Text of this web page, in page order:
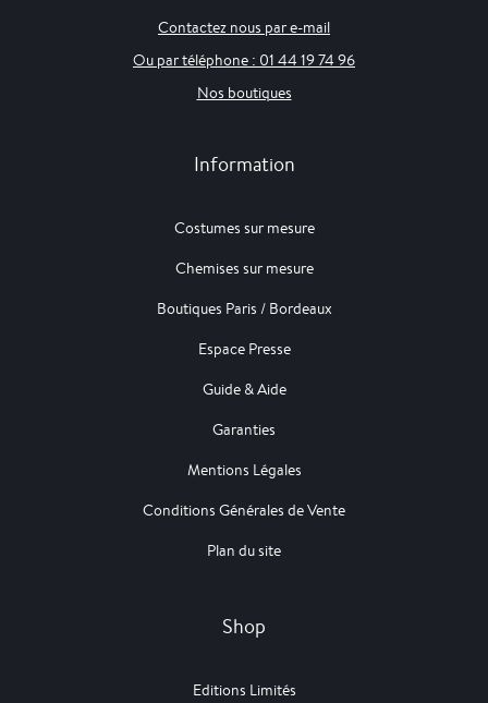
Contactez nous par e-mail
Ou par téléphone : 01 44 19 74 96
Nos boutiques
Information
Costumes sur mesure
Chemises sur mesure
Boutiques Paris / Bordeaux
Espace Presse
Guide & Aide
Garanties
Mentions Légales
Conditions Générales de Vente
Plan du site
Shop
Editions Limités